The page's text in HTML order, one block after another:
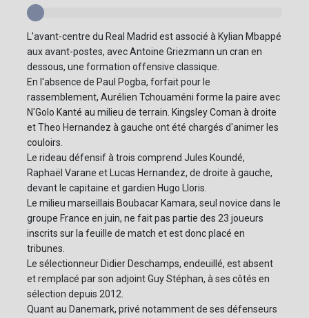
L'avant-centre du Real Madrid est associé à Kylian Mbappé
aux avant-postes, avec Antoine Griezmann un cran en
dessous, une formation offensive classique.
En l'absence de Paul Pogba, forfait pour le
rassemblement, Aurélien Tchouaméni forme la paire avec
N'Golo Kanté au milieu de terrain. Kingsley Coman à droite
et Theo Hernandez à gauche ont été chargés d'animer les
couloirs.
Le rideau défensif à trois comprend Jules Koundé,
Raphaël Varane et Lucas Hernandez, de droite à gauche,
devant le capitaine et gardien Hugo Lloris.
Le milieu marseillais Boubacar Kamara, seul novice dans le
groupe France en juin, ne fait pas partie des 23 joueurs
inscrits sur la feuille de match et est donc placé en
tribunes.
Le sélectionneur Didier Deschamps, endeuillé, est absent
et remplacé par son adjoint Guy Stéphan, à ses côtés en
sélection depuis 2012.
Quant au Danemark, privé notamment de ses défenseurs